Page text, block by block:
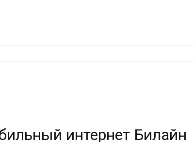
интернет Билайн